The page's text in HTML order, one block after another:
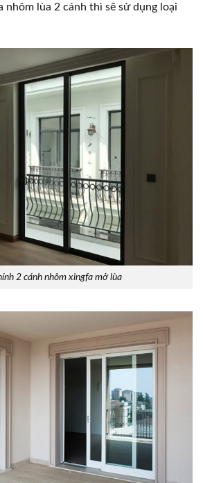
lùa 2 cánh thì sẽ sử dụng loại
2 cánh nhôm xingfa mở lùa